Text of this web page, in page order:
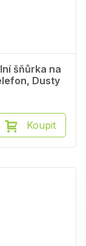
šňůrka na
Dusty
Koupit